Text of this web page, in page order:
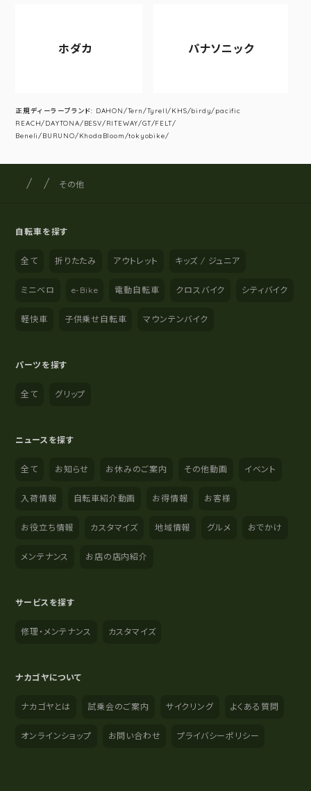
ホダカ パナソニック
正規ディーラーブランド: DAHON/Tern/Tyrell/KHS/birdy/pacific
REACH/DAYTONA/BESV/RITEWAY/GT/FELT/
Beneli/BURUNO/KhodaBloom/tokyobike/
サイト内の現在地
サイクルショップナカゴヤ
その他
自転車を探す
全て 折りたたみ アウトレット キッズ / ジュニア
ミニベロ e-Bike 電動自転車 クロスバイク シティバイク
軽快車 子供乗せ自転車 マウンテンバイク
パーツを探す
全て グリップ
ニュースを探す
全て お知らせ お休みのご案内 その他動画 イベント
入荷情報 自転車紹介動画 お得情報 お客様
お役立ち情報 カスタマイズ 地域情報 グルメ おでかけ
メンテナンス お店の店内紹介
サービスを探す
修理・メンテナンス カスタマイズ
ナカゴヤについて
ナカゴヤとは 試乗会のご案内 サイクリング よくある質問
オンラインショップ お問い合わせ プライバシーポリシー